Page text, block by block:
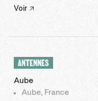
Voir
ANTENNES
Aube
Aube, France